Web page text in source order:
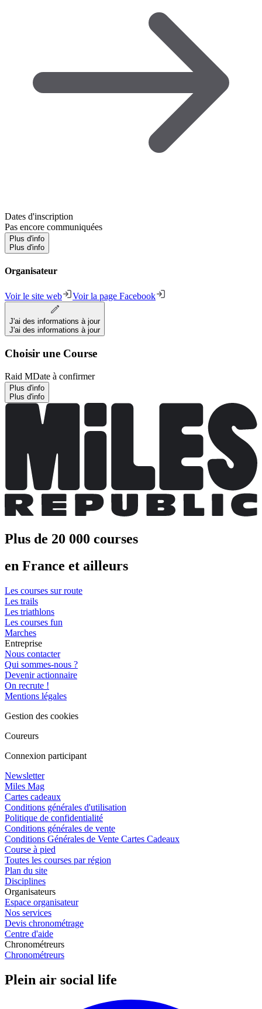
Dates d'inscription
Pas encore communiquées
Plus d'info
Plus d'info
Organisateur
Voir le site web Voir la page Facebook
J'ai des informations à jour
J'ai des informations à jour
Choisir une Course
Raid MDate à confirmer
Plus d'info
Plus d'info
Plus de 20 000 courses
en France et ailleurs
Les courses sur route
Les trails
Les triathlons
Les courses fun
Marches
Entreprise
Nous contacter
Qui sommes-nous ?
Devenir actionnaire
On recrute !
Mentions légales
Gestion des cookies
Coureurs
Connexion participant
Newsletter
Miles Mag
Cartes cadeaux
Conditions générales d'utilisation
Politique de confidentialité
Conditions générales de vente
Conditions Générales de Vente Cartes Cadeaux
Course à pied
Toutes les courses par région
Plan du site
Disciplines
Organisateurs
Espace organisateur
Nos services
Devis chronométrage
Centre d'aide
Chronométreurs
Chronométreurs
Plein air social life